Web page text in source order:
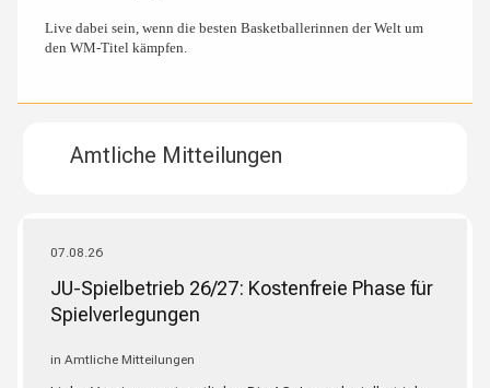
Live dabei sein, wenn die besten Basketballerinnen der Welt um
den WM-Titel kämpfen.
Amtliche Mitteilungen
07.08.26
JU-Spielbetrieb 26/27: Kostenfreie Phase für
Spielverlegungen
in Amtliche Mitteilungen